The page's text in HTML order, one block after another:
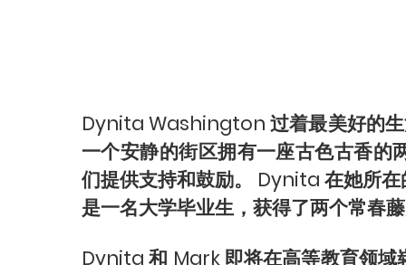
Dynita Washington 过着最美好的
一个安静的街区拥有一座古色古香的
们提供支持和鼓励。 Dynita 在她所
是一名大学毕业生，获得了两个常春
Dynita 和 Mark 即将在高等教育领域